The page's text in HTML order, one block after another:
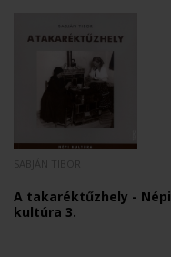
A takaréktűzhely - Népi
kultúra 3.